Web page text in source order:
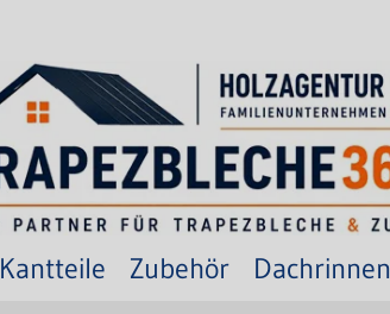
Kantteile Zubehör Dachrinnen